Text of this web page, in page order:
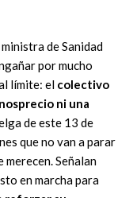
de Sanidad
por mucho
límite: el colectivo
ni una
de este 13 de
que no van a parar
Señalan
en marcha para